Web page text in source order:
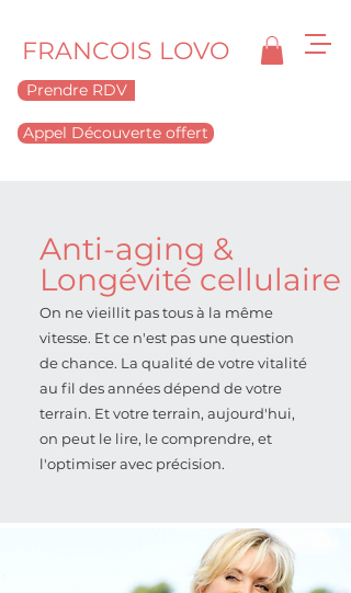
FRANCOIS LOVO
Prendre RDV
Appel Découverte offert
Anti-aging &
Longévité cellulaire
On ne vieillit pas tous à la même
vitesse. Et ce n'est pas une question
de chance. La qualité de votre vitalité
au fil des années dépend de votre
terrain. Et votre terrain, aujourd'hui,
on peut le lire, le comprendre, et
l'optimiser avec précision.